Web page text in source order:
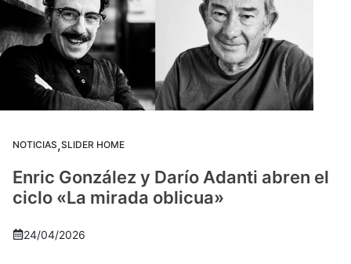
NOTICIAS,SLIDER HOME
Enric González y Darío Adanti abren el
ciclo «La mirada oblicua»
24/04/2026